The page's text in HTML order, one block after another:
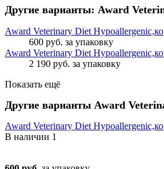
Другие варианты: Award
Award Veterinary Diet
600 руб. за упаковку
Award Veterinary Diet
2 190 руб. за упаковку
Показать ещё
Другие варианты Award
Award Veterinary Diet
В наличии 1